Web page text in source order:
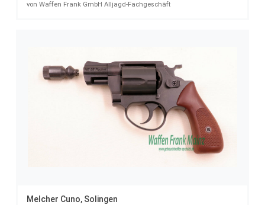
von Waffen Frank GmbH Alljagd-Fachgeschäft
Melcher Cuno, Solingen